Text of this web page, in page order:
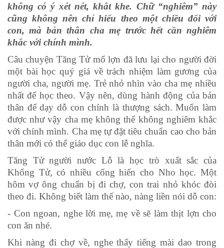
không có ý xét nét, khắt khe. Chữ “nghiêm” này
cũng không nên chỉ hiểu theo một chiều đối với
con, mà bản thân cha mẹ trước hết cần nghiêm
khắc với chính mình.
Câu chuyện Tăng Tử mổ lợn đã lưu lại cho người đời
một bài học quý giá về trách nhiệm làm gương của
người cha, người mẹ. Trẻ nhỏ nhìn vào cha mẹ nhiều
nhất để học theo. Vậy nên, dùng hành động của bản
thân để dạy dỗ con chính là thượng sách. Muốn làm
được như vậy cha mẹ không thể không nghiêm khắc
với chính mình. Cha mẹ tự đặt tiêu chuẩn cao cho bản
thân mới có thể giáo dục con lễ nghĩa.
Tăng Tử người nước Lỗ là học trò xuất sắc của
Khổng Tử, có nhiều cống hiến cho Nho học. Một
hôm vợ ông chuẩn bị đi chợ, con trai nhỏ khóc đòi
theo đi. Không biết làm thế nào, nàng liền nói dỗ con:
- Con ngoan, nghe lời mẹ, mẹ về sẽ làm thịt lợn cho
con ăn nhé.
Khi nàng đi chợ về, nghe thấy tiếng mài dao trong